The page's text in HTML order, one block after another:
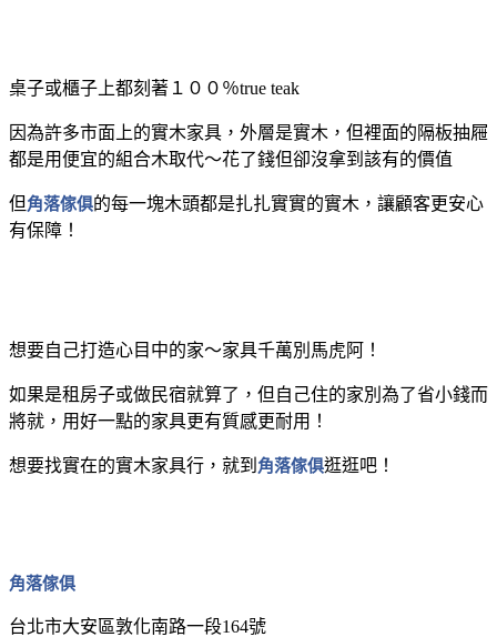
桌子或櫃子上都刻著１００％true teak
因為許多市面上的實木家具，外層是實木，但裡面的隔板抽屜
都是用便宜的組合木取代～花了錢但卻沒拿到該有的價值
但角落傢俱的每一塊木頭都是扎扎實實的實木，讓顧客更安心
有保障！
想要自己打造心目中的家～家具千萬別馬虎阿！
如果是租房子或做民宿就算了，但自己住的家別為了省小錢而
將就，用好一點的家具更有質感更耐用！
想要找實在的實木家具行，就到 角落傢俱逛逛吧！
角落傢俱
台北市大安區敦化南路一段164號